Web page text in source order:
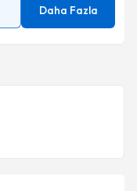
Daha Fazla